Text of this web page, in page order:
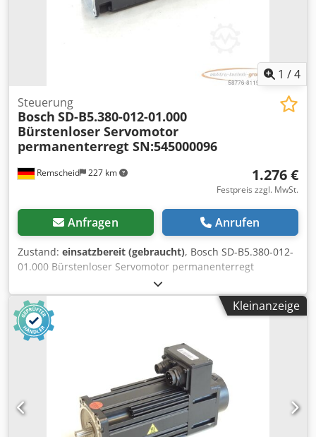
1 /4
Remscheid 227 km
Steuerung
Bosch SD-B5.380-012-01.000
Bürstenloser Servomotor
permanenterregt SN:545000096
1.276 €
Festpreis zzgl. MwSt.
Anfragen Anrufen
Zustand: einsatzbereit (gebraucht), Bosch SD-B5.380-012-
01.000 Bürstenloser Servomotor permanenterregt
SN:545000096 ,gebraucht, normale Gebrauchsspuren,
100% funktionsfähig, Lieferumfang gem. Fotos,ACHTUNG:
Kosten für Verpackung und Versand bitte separat
anfragen! ATTENTION: Please enquire for charges for
packing and transport separately! Cedpsi D Hbhjfx Apdsrf
Kleinanzeige